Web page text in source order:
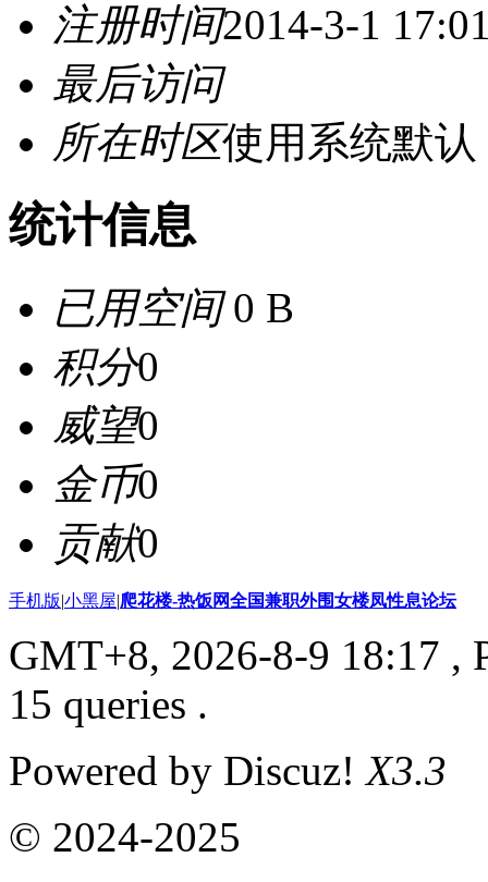
注册时间2014-3-1
最后访问
所在时区使用系统默认
统计信息
已用空间0 B
积分0
威望0
金币0
贡献0
手机版|小黑屋|爬花楼-热饭网全国兼职外围女楼凤性息论坛
GMT+8, 2026-8-9 18:17 ,
15 queries .
Powered by Discuz!X3.3
© 2024-2025